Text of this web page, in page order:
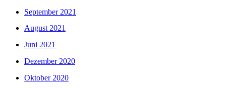
September 2021
August 2021
Juni 2021
Dezember 2020
Oktober 2020